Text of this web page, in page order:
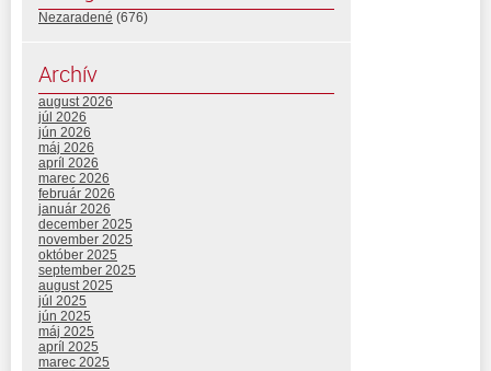
Nezaradené (676)
Archív
august 2026
júl 2026
jún 2026
máj 2026
apríl 2026
marec 2026
február 2026
január 2026
december 2025
november 2025
október 2025
september 2025
august 2025
júl 2025
jún 2025
máj 2025
apríl 2025
marec 2025